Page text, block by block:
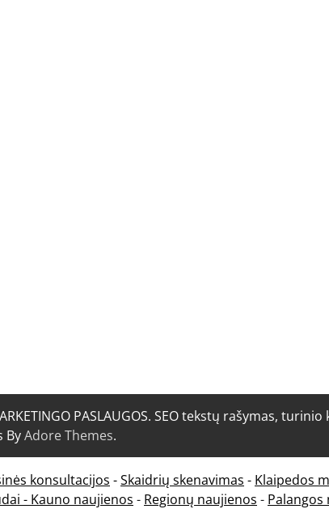
PASLAUGOS. SEO tekstų rašymas,
ByAdore Themes.
konsultacijos -Skaidrių skenavimas - Klaipedos
- Kauno naujienos - Regionų naujienos - Palangos